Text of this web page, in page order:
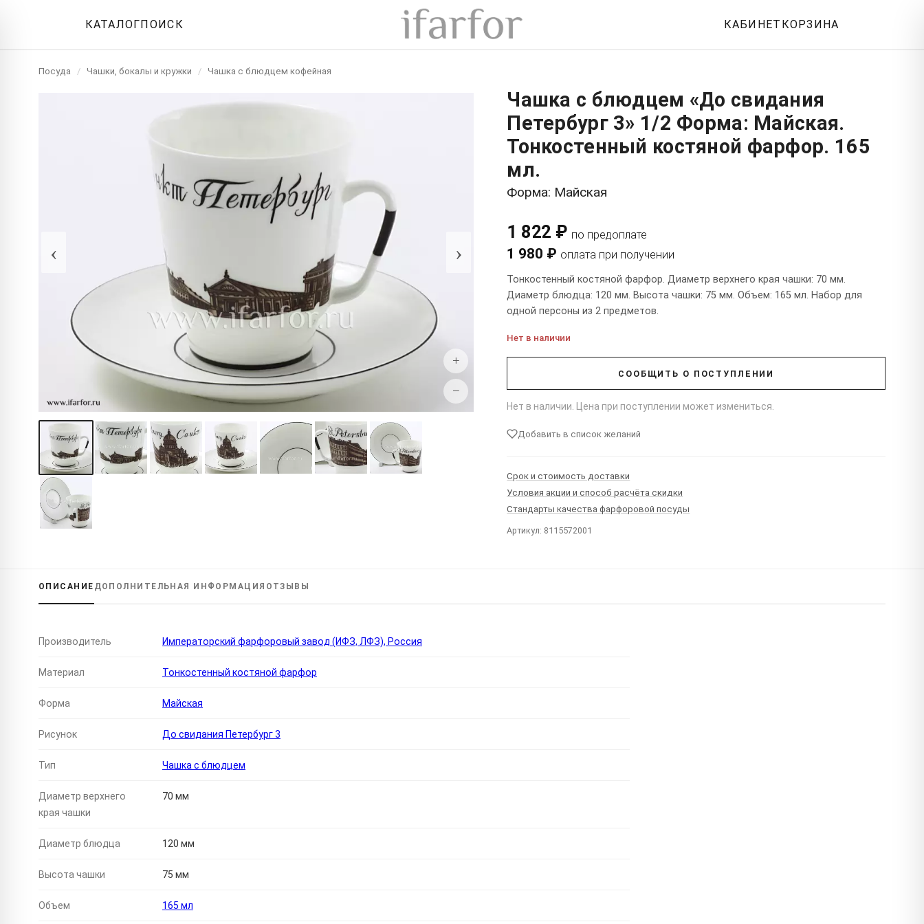
КАТАЛОГПОИСК КАБИНЕТ КОРЗИНА
Посуда / Чашки, бокалы и кружки / Чашка с блюдцем кофейная
‹ ›
+
−
Чашка с блюдцем «До свидания
Петербург 3» 1/2 Форма: Майская.
Тонкостенный костяной фарфор. 165
мл.
Форма: Майская
1 822 ₽ по предоплате
1 980 ₽ оплата при получении
Тонкостенный костяной фарфор. Диаметр верхнего края чашки: 70 мм.
Диаметр блюдца: 120 мм. Высота чашки: 75 мм. Объем: 165 мл. Набор для
одной персоны из 2 предметов.
Нет в наличии
СООБЩИТЬ О ПОСТУПЛЕНИИ
Нет в наличии. Цена при поступлении может измениться.
Добавить в список желаний
Срок и стоимость доставки
Условия акции и способ расчёта скидки
Стандарты качества фарфоровой посуды
Артикул: 8115572001
ОПИСАНИЕ ДОПОЛНИТЕЛЬНАЯ ИНФОРМАЦИЯ ОТЗЫВЫ
Производитель Императорский фарфоровый завод (ИФЗ, ЛФЗ), Россия
Материал Тонкостенный костяной фарфор
Форма Майская
Рисунок До свидания Петербург 3
Тип Чашка с блюдцем
Диаметр верхнего
края чашки
70 мм
Диаметр блюдца 120 мм
Высота чашки 75 мм
Объем 165 мл